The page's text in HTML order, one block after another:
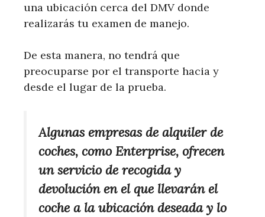
una ubicación cerca del DMV donde
realizarás tu examen de manejo.
De esta manera, no tendrá que
preocuparse por el transporte hacia y
desde el lugar de la prueba.
Algunas empresas de alquiler de
coches, como Enterprise, ofrecen
un servicio de recogida y
devolución en el que llevarán el
coche a la ubicación deseada y lo